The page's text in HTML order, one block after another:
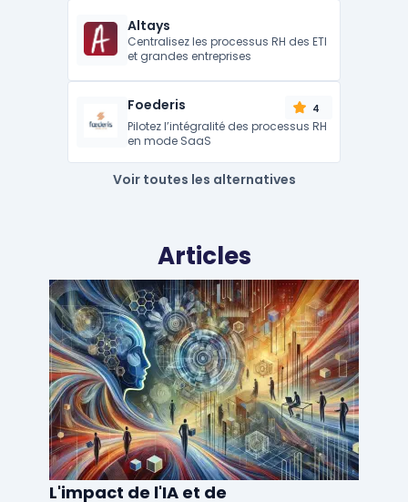
Altays
Centralisez les processus RH des ETI
et grandes entreprises
Foederis 4
Pilotez l’intégralité des processus RH
en mode SaaS
Voir toutes les alternatives
Articles
L'impact de l'IA et de